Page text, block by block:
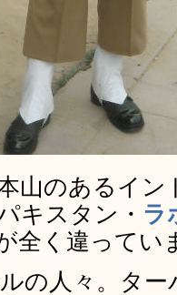
山のあるイン
キスタン・ ラ
全く違ってい
の人々。タ